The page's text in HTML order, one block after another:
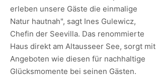
erleben unsere Gäste die einmalige
Natur hautnah", sagt Ines Gulewicz,
Chefin der Seevilla. Das renommierte
Haus direkt am Altausseer See, sorgt mit
Angeboten wie diesen für nachhaltige
Glücksmomente bei seinen Gästen.